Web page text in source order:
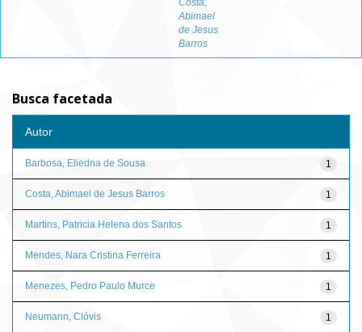
Costa,
Abimael
de Jesus
Barros
Busca facetada
Autor
1
Barbosa, Eliedna de Sousa
1
Costa, Abimael de Jesus Barros
1
Martins, Patricia Helena dos Santos
1
Mendes, Nara Cristina Ferreira
1
Menezes, Pedro Paulo Murce
1
Neumann, Clóvis